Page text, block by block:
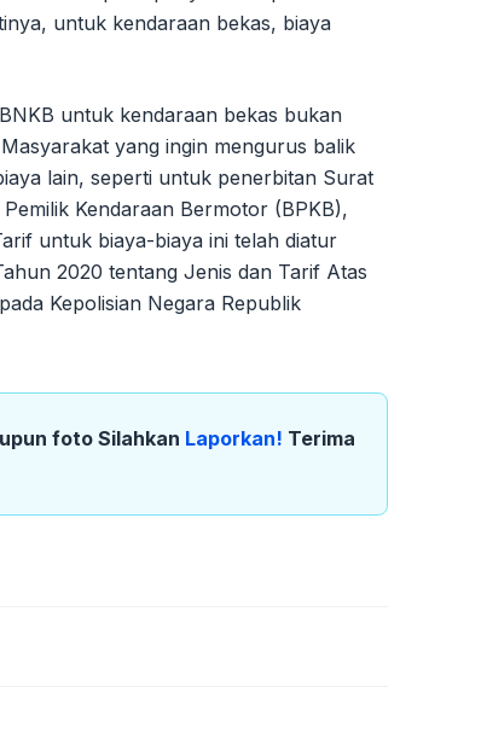
untuk kendaraan bekas, biaya
untuk kendaraan bekas bukan
yang ingin mengurus balik
lain, seperti untuk penerbitan Surat
Kendaraan Bermotor (BPKB),
untuk biaya-biaya ini telah diatur
2020 tentang Jenis dan Tarif Atas
Kepolisian Negara Republik
foto Silahkan Laporkan! Terima